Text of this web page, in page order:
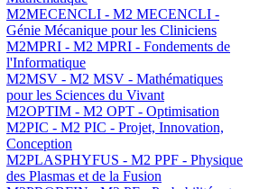
M2MECENCLI - M2 MECENCLI -
Génie Mécanique pour les Cliniciens
M2MPRI - M2 MPRI - Fondements de
l'Informatique
M2MSV - M2 MSV - Mathématiques
pour les Sciences du Vivant
M2OPTIM - M2 OPT - Optimisation
M2PIC - M2 PIC - Projet, Innovation,
Conception
M2PLASPHYFUS - M2 PPF - Physique
des Plasmas et de la Fusion